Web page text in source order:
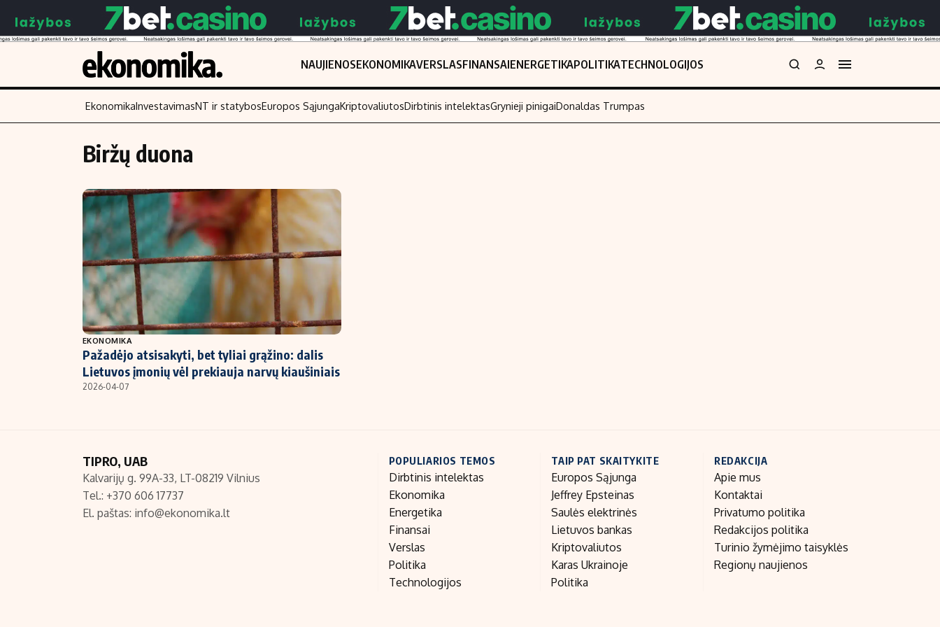
NAUJIENOSEKONOMIKAVERSLASFINANSAIENERGETIKAPOLITIKATECHNOLOGIJOS
Turinys
Naujienos
Aplinka
Verslas
Energetika
Ekonomika
Politika
NT ir statybos
Finansai
Žemės ūkis
Technologijos
Laisvalaikis
EkonomikaInvestavimasNT ir statybosEuropos SąjungaKriptovaliutosDirbtinis intelektasGrynieji pinigaiDonaldas Trumpas
Biržų duona
EKONOMIKA
Pažadėjo atsisakyti, bet tyliai grąžino: dalis
Lietuvos įmonių vėl prekiauja narvų kiaušiniais
2026-04-07
TIPRO, UAB
Kalvarijų g. 99A-33, LT-08219 Vilnius
Tel.: +370 606 17737
El. paštas: info@ekonomika.lt
POPULIARIOS TEMOS
Dirbtinis intelektas
Ekonomika
Energetika
Finansai
Verslas
Politika
Technologijos
TAIP PAT SKAITYKITE
Europos Sąjunga
Jeffrey Epsteinas
Saulės elektrinės
Lietuvos bankas
Kriptovaliutos
Karas Ukrainoje
Politika
REDAKCIJA
Apie mus
Kontaktai
Privatumo politika
Redakcijos politika
Turinio žymėjimo taisyklės
Regionų naujienos